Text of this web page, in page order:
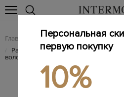
Главная Женщинам / Женская
/ Расклешенные шорты с отворотами
волокон крапивы
Персональная
первую покупку
10%